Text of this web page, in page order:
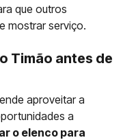
que outros
mostrar serviço.
Timão antes de
aproveitar a
a
o elenco para